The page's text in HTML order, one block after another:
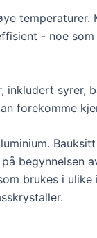
temperaturer.
- noe
syrer,
forekomme
begynnelsen
brukes i ulike